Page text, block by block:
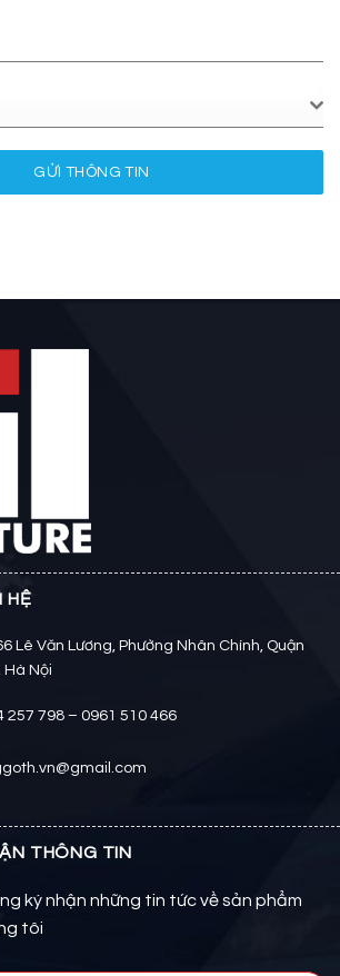
GỬI THÔNG TIN
HỆ
Lê Văn Lương, Phường Nhân Chính, Quận
Hà Nội
257 798 – 0961 510 466
THÔNG TIN
ký nhận những tin tức về sản phẩm
tôi